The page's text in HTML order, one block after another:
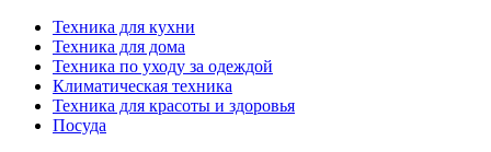
Техника для кухни
Техника для дома
Техника по уходу за одеждой
Климатическая техника
Техника для красоты и здоровья
Посуда